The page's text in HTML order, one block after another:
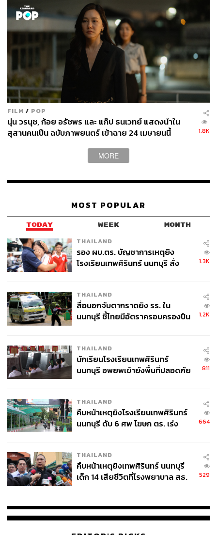
FILM / POP
นุ่น วรนุช, ก้อย อรัชพร และ แก๊ป ธนเวทย์ แสดงนำใน
สุสานคนเป็น ฉบับภาพยนตร์ เข้าฉาย 24 เมษายนนี้
1.8K
MORE
MOST POPULAR
TODAY WEEK MONTH
THAILAND
รอง ผบ.ตร. บัญชาการเหตุยิง
โรงเรียนเทพศิรินทร์ นนทบุรี สั่ง
1.3K
THAILAND
สื่อนอกจับตากราดยิง รร. ใน
นนทบุรี ชี้ไทยมีอัตราครอบครองปืน
1.2K
THAILAND
นักเรียนโรงเรียนเทพศิรินทร์
นนทบุรี อพยพเข้ายังพื้นที่ปลอดภัย
811
THAILAND
คืบหน้าเหตุยิงโรงเรียนเทพศิรินทร์
นนทบุรี ดับ 6 ศพ โฆษก ตร. เร่ง
664
THAILAND
คืบหน้าเหตุยิงเทพศิรินทร์ นนทบุรี
เด็ก 14 เสียชีวิตที่โรงพยาบาล สธ.
529